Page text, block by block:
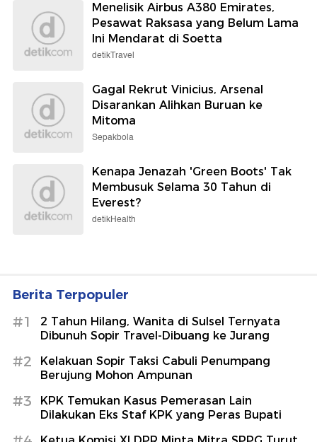
Menelisik Airbus A380 Emirates,
Pesawat Raksasa yang Belum Lama
Ini Mendarat di Soetta
detikTravel
Gagal Rekrut Vinicius, Arsenal
Disarankan Alihkan Buruan ke
Mitoma
Sepakbola
Kenapa Jenazah 'Green Boots' Tak
Membusuk Selama 30 Tahun di
Everest?
detikHealth
Berita Terpopuler
#1
2 Tahun Hilang, Wanita di Sulsel Ternyata
Dibunuh Sopir Travel-Dibuang ke Jurang
#2
Kelakuan Sopir Taksi Cabuli Penumpang
Berujung Mohon Ampunan
#3
KPK Temukan Kasus Pemerasan Lain
Dilakukan Eks Staf KPK yang Peras Bupati